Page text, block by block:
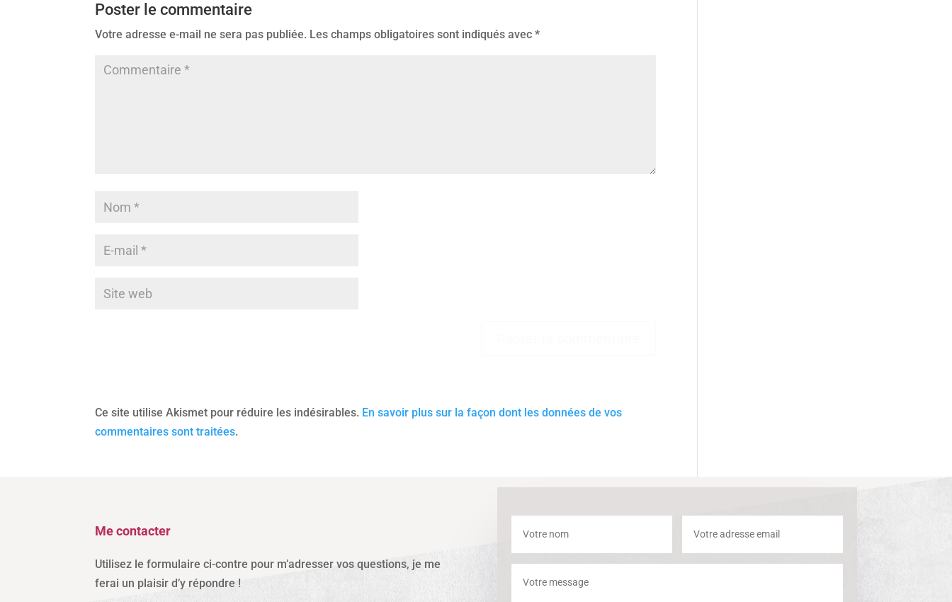
Poster le commentaire
Votre adresse e-mail ne sera pas publiée. Les champs obligatoires sont indiqués avec*
Ce site utilise Akismet pour réduire les indésirables. En savoir plus sur la façon dont les données de vos
commentaires sont traitées.
Me contacter
Utilisez le formulaire ci-contre pour m’adresser vos questions, je me
ferai un plaisir d’y répondre !